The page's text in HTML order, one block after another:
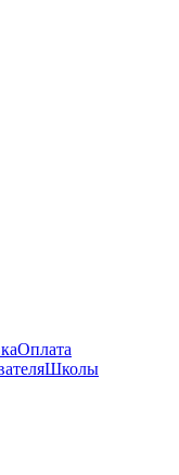
Оплата
Школы